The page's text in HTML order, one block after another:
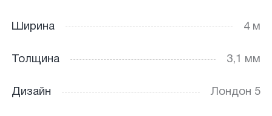
Ширина 4 м
Толщина 3,1 мм
Дизайн Лондон 5